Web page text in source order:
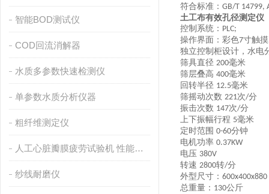
智能BOD测试仪
COD回流消解器
水质多参数快速检测仪
单参数水质分析仪器
粗纤维测定仪
人工心脏瓣膜疲劳试验机 性能稳定
纱线耐磨仪
符合标准： GB/T 14799,
土工布有效孔径测定仪
控制系统： PLC;
操作界面：彩色7寸触
独立控制柜设计，水电
筛具直径 200毫米
筛层叠高 400毫米
回转半径 12.5毫米
筛摇动次数 221次/分
振击次数 147次/分
上下振幅行程 5毫米
定时范围 0-60分钟
电机功率 0.37KW
电压 380V
转速 2800转/分
外型尺寸： 600x400x880
总重量： 130公斤